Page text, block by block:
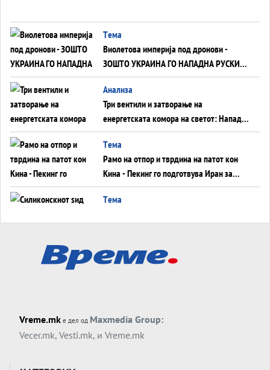
Tема
Виолетова империја под дронови -
ЗОШТО УКРАИНА ГО НАПАДНА РУСКИОТ
WILDBERRIES
Aнализа
Три вентили и затворање на
енергетската комора на светот: Нападот
во Суец најавува глобален енергетски
инфаркт?
Tема
Рамо на отпор и тврдина на патот кон
Кина - Пекинг го подготвува Иран за
американска копнена инвазија
Tема
Tема
Трамп тврди дека повторно „разговара“
ДЛАБОКО УДОЛУ: Сметководствените
трикови што го соборија ЕНРОН ги
Vreme.mk е дел од Maxmedia Group:
Vecer.mk, Vesti.mk, и Vreme.mk